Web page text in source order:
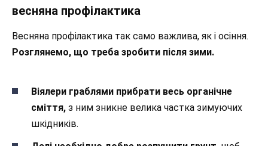
весняна профілактика
Весняна профілактика так само важлива, як і осіння.
Розглянемо, що треба зробити після зими.
Віялери граблями прибрати весь органічне
сміття, з ним зникне велика частка зимуючих
шкідників.